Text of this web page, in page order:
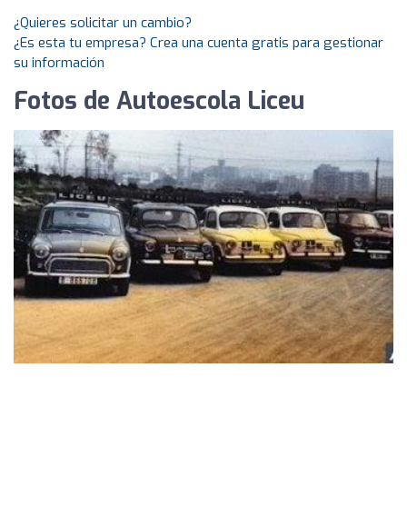
¿Quieres solicitar un cambio?
¿Es esta tu empresa? Crea una cuenta gratis para gestionar
su información
Fotos de Autoescola Liceu